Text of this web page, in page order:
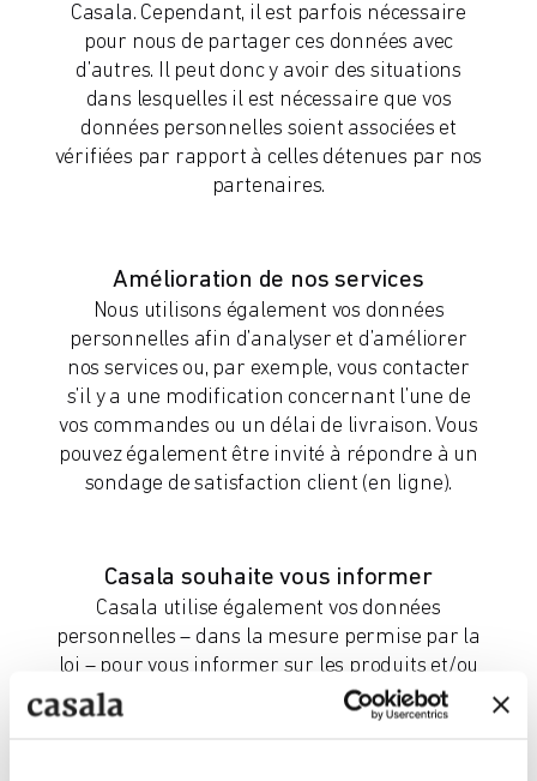
Casala. Cependant, il est parfois nécessaire
pour nous de partager ces données avec
d’autres. Il peut donc y avoir des situations
dans lesquelles il est nécessaire que vos
données personnelles soient associées et
vérifiées par rapport à celles détenues par nos
partenaires.
Amélioration de nos services
Nous utilisons également vos données
personnelles afin d’analyser et d’améliorer
nos services ou, par exemple, vous contacter
s’il y a une modification concernant l’une de
vos commandes ou un délai de livraison. Vous
pouvez également être invité à répondre à un
sondage de satisfaction client (en ligne).
Casala souhaite vous informer
Casala utilise également vos données
personnelles – dans la mesure permise par la
loi – pour vous informer sur les produits et/ou
services susceptibles de vous intéresser. Nous
pouvons également vous transmettre des